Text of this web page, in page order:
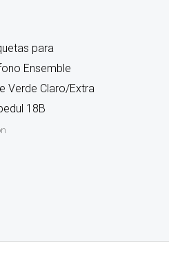
para
Ensemble
Verde Claro/Extra
18B